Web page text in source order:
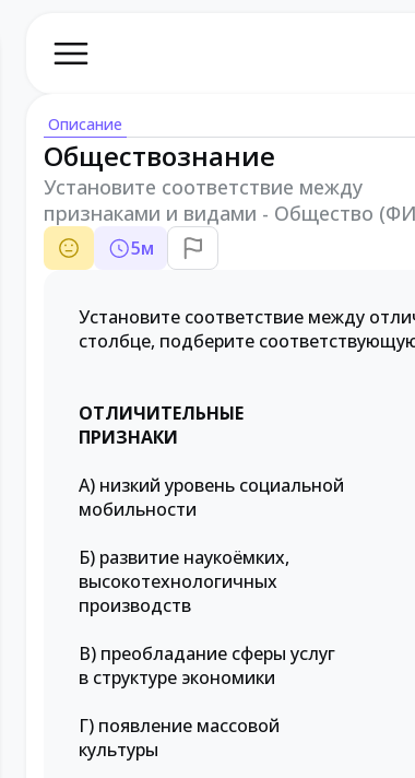
Описание
Обществознание
Установите соответствие между
признаками и видами - Общество
5м
Установите соответствие между
столбце, подберите
ОТЛИЧИТЕЛЬНЫЕ
ПРИЗНАКИ
А) низкий уровень социальной
мобильности
Б) развитие наукоёмких,
высокотехнологичных
производств
В) преобладание сферы услуг
в структуре экономики
Г) появление массовой
культуры